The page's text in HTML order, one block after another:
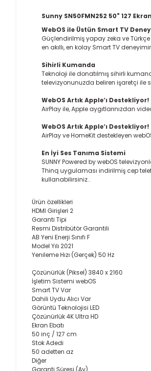
Sunny SN50FMN252 50" 127
WebOS ile Üstün Smart TV
Güçlendirilmiş yapay zeka ve Türkçe
en akıllı, en kolay Smart TV
Sihirli Kumanda
Teknoloji ile donatılmış sihirli
televizyonunuzda beliren işaretçi ile
WebOS Artık Apple‘ı Destekliyor!
AirPlay ile, Apple aygıtlarınızdan
WebOS Artık Apple‘ı Destekliyor!
AirPlay ve HomeKit destekleyen
En İyi Ses Tanıma Sistemi
SUNNY Powered by webOS
Thinq uygulaması indirilmiş cep
kullanabilirsiniz..
Ürün özellikleri
HDMI Girişleri 2
Garanti Tipi
Resmi Distribütör Garantili
AB Yeni Enerji Sınıfı F
Model Yılı 2021
Yenileme Hızı (Gerçek) 50 Hz
Çözünürlük (Piksel) 3840 x 2160
İşletim Sistemi webOS
Smart TV Var
Dahili Uydu Alıcı Var
Görüntü Teknolojisi LED
Çözünürlük4K Ultra HD
Ekran Ebatı
50 inç / 127 cm
Stok Adedi
50 adetten az
Diğer
Garanti Süresi (Ay)